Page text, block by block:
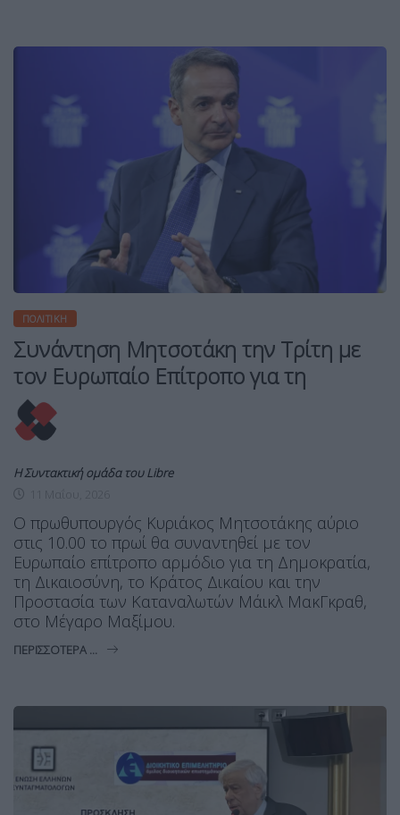
ΠΟΛΙΤΙΚΉ
Συνάντηση Μητσοτάκη την Τρίτη με
τον Ευρωπαίο Επίτροπο για τη
Η Συντακτική ομάδα του Libre
Ο πρωθυπουργός Κυριάκος Μητσοτάκης αύριο
στις 10.00 το πρωί θα συναντηθεί με τον
Ευρωπαίο επίτροπο αρμόδιο για τη Δημοκρατία,
τη Δικαιοσύνη, το Κράτος Δικαίου και την
Προστασία των Καταναλωτών Μάικλ ΜακΓκραθ,
στο Μέγαρο Μαξίμου.
ΠΕΡΙΣΣΌΤΕΡΑ ...